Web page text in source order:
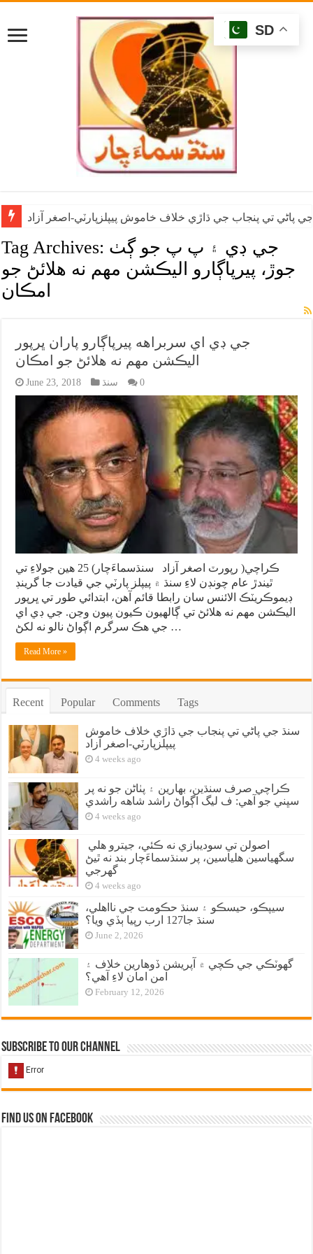
پاڻي تي پنجاب جي ڌاڙي خلاف خاموش پيپلزپارٽي-اصغر آزاد
Tag Archives: جي ڊي ۽ پ پ جو ڳٺ
جوڙ، پيرپاڳارو اليڪشن مهم نه هلائڻ جو
امڪان
جي ڊي اي سربراهه پيرپاڳارو پاران ڀرپور
اليڪشن مهم نه هلائڻ جو امڪان
June 23, 2018 سنڌ 0
ڪراچي( رپورٽ اصغر آزاد سنڌسماءَچار) 25 هين جولاءِ تي
ٿيندڙ عام چونڊن لاءِ سنڌ ۾ پيپلز پارٽي جي قيادت جا گرينڊ
ڊيموڪريٽڪ الائنس سان رابطا قائم آهن، ابتدائي طور تي ڀرپور
اليڪشن مهم نه هلائڻ تي ڳالهيون ڪيون پيون وڃن. جي ڊي اي
جي هڪ سرگرم اڳواڻ نالو نه لکڻ …
Read More »
Recent Popular Comments Tags
سنڌ جي پاڻي تي پنجاب جي ڌاڙي خلاف خاموش
پيپلزپارٽي-اصغر آزاد
4 weeks ago
ڪراچي صرف سنڌين، بهارين ۽ پٺاڻن جو نه پر
سڀني جو آهي: ف ليگ اڳواڻ راشد شاهه راشدي
4 weeks ago
سگهياسين هلياسين، پر سنڌسماءَچار بند نه ٿيڻ
گهرجي
4 weeks ago
سيپڪو، حيسڪو ۽ سنڌ حڪومت جي نااهلي،
سنڌ جا127 ارب رپيا ٻڏي ويا؟
June 2, 2026
گهوٽڪي جي ڪچي ۾ آپريشن ڏوهارين خلاف ۽
امن امان لاءِ آهي؟
February 12, 2026
Subscribe to our Channel
Find us on Facebook
SD